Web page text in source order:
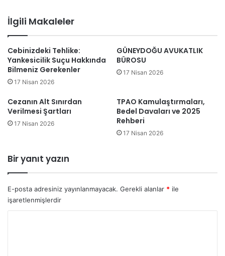
İlgili Makaleler
Cebinizdeki Tehlike:
Yankesicilik Suçu Hakkında
Bilmeniz Gerekenler
17 Nisan 2026
GÜNEYDOĞU AVUKATLIK
BÜROSU
17 Nisan 2026
Cezanın Alt Sınırdan
Verilmesi Şartları
17 Nisan 2026
TPAO Kamulaştırmaları,
Bedel Davaları ve 2025
Rehberi
17 Nisan 2026
Bir yanıt yazın
E-posta adresiniz yayınlanmayacak. Gerekli alanlar * ile
işaretlenmişlerdir